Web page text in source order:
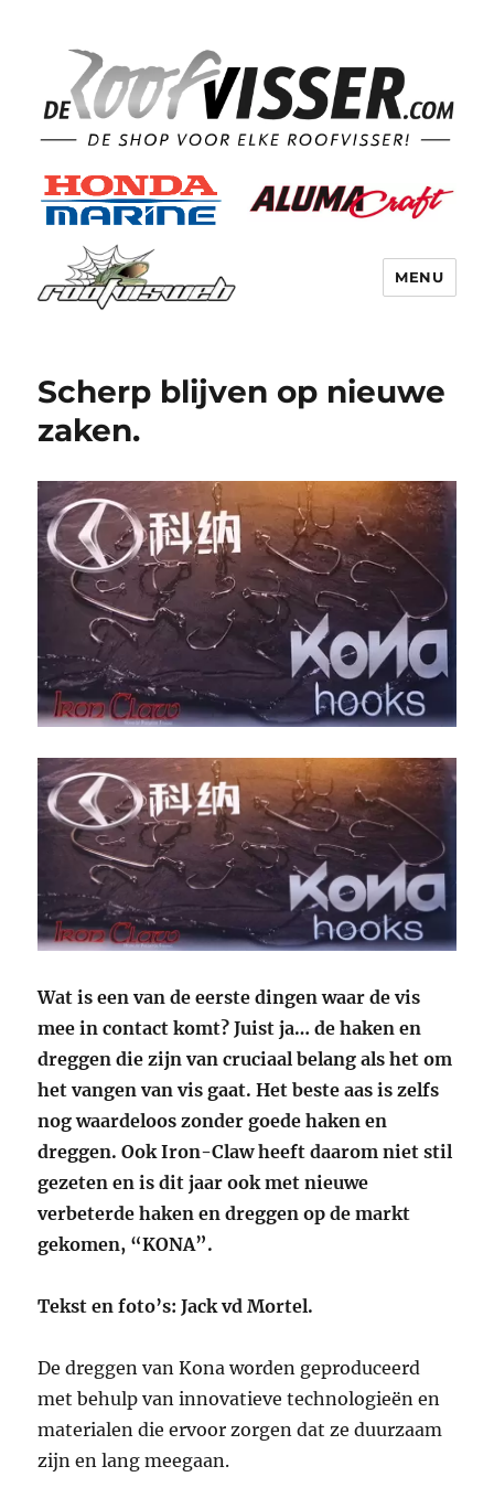
MENU
Scherp blijven op nieuwe
zaken.
Wat is een van de eerste dingen waar de vis
mee in contact komt? Juist ja… de haken en
dreggen die zijn van cruciaal belang als het om
het vangen van vis gaat. Het beste aas is zelfs
nog waardeloos zonder goede haken en
dreggen. Ook Iron-Claw heeft daarom niet stil
gezeten en is dit jaar ook met nieuwe
verbeterde haken en dreggen op de markt
gekomen, “KONA”.
Tekst en foto’s: Jack vd Mortel.
De dreggen van Kona worden geproduceerd
met behulp van innovatieve technologieën en
materialen die ervoor zorgen dat ze duurzaam
zijn en lang meegaan.